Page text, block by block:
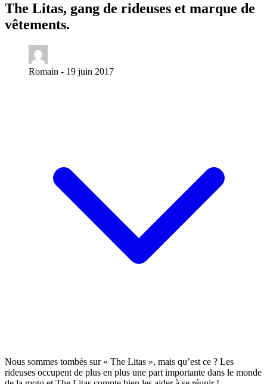
The Litas, gang de rideuses et marque de
vêtements.
Romain - 19 juin 2017
Nous sommes tombés sur « The Litas », mais qu’est ce ? Les
rideuses occupent de plus en plus une part importante dans le monde